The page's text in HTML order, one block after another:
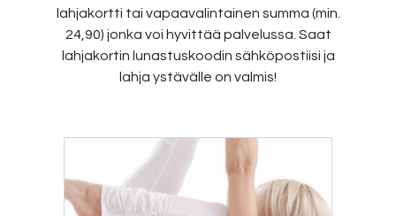
lahjakortti tai vapaavalintainen summa (min.
24,90) jonka voi hyvittää palvelussa. Saat
lahjakortin lunastuskoodin sähköpostiisi ja
lahja ystävälle on valmis!